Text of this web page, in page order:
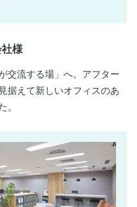
様
交流する場」へ。アフター
据えて新しいオフィスのあ